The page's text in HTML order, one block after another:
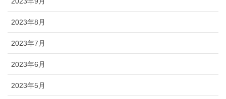
2023年8月
2023年7月
2023年6月
2023年5月